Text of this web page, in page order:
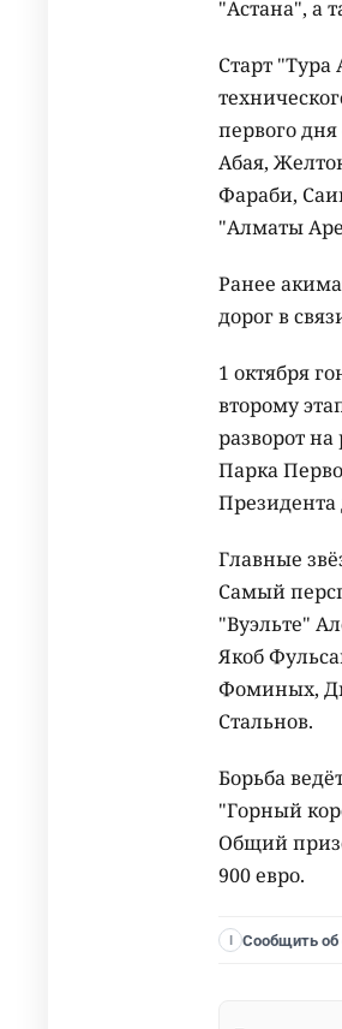
"Астана", а
Старт "Тура
первого
Абая,
Фараби,
"Алматы
Ранее
дорог в
1 октября
второму
разворот на
Парка
Президента
Главные
Самый
"Вуэльте"
Якоб
Фоминых,
Стальнов.
Борьба
"Горный
Общий
900 евро.
I Сообщить об